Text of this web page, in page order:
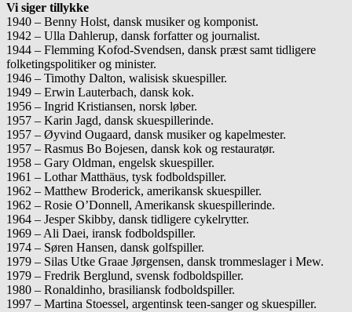
Vi siger tillykke
1940 – Benny Holst, dansk musiker og komponist.
1942 – Ulla Dahlerup, dansk forfatter og journalist.
1944 – Flemming Kofod-Svendsen, dansk præst samt tidligere
folketingspolitiker og minister.
1946 – Timothy Dalton, walisisk skuespiller.
1949 – Erwin Lauterbach, dansk kok.
1956 – Ingrid Kristiansen, norsk løber.
1957 – Karin Jagd, dansk skuespillerinde.
1957 – Øyvind Ougaard, dansk musiker og kapelmester.
1957 – Rasmus Bo Bojesen, dansk kok og restauratør.
1958 – Gary Oldman, engelsk skuespiller.
1961 – Lothar Matthäus, tysk fodboldspiller.
1962 – Matthew Broderick, amerikansk skuespiller.
1962 – Rosie O’Donnell, Amerikansk skuespillerinde.
1964 – Jesper Skibby, dansk tidligere cykelrytter.
1969 – Ali Daei, iransk fodboldspiller.
1974 – Søren Hansen, dansk golfspiller.
1979 – Silas Utke Graae Jørgensen, dansk trommeslager i Mew.
1979 – Fredrik Berglund, svensk fodboldspiller.
1980 – Ronaldinho, brasiliansk fodboldspiller.
1997 – Martina Stoessel, argentinsk teen-sanger og skuespiller.